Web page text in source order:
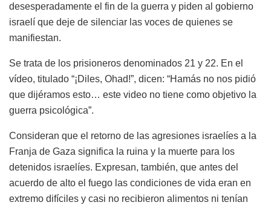
desesperadamente el fin de la guerra y piden al gobierno
israelí que deje de silenciar las voces de quienes se
manifiestan.
Se trata de los prisioneros denominados 21 y 22. En el
vídeo, titulado “¡Diles, Ohad!”, dicen: “Hamás no nos pidió
que dijéramos esto… este video no tiene como objetivo la
guerra psicológica”.
Consideran que el retorno de las agresiones israelíes a la
Franja de Gaza significa la ruina y la muerte para los
detenidos israelíes. Expresan, también, que antes del
acuerdo de alto el fuego las condiciones de vida eran en
extremo difíciles y casi no recibieron alimentos ni tenían